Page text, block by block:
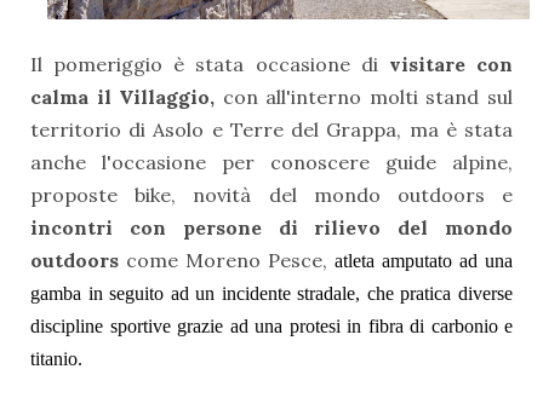
Il pomeriggio è stata occasione di visitare con
calma il Villaggio, con all'interno molti stand sul
territorio di Asolo e Terre del Grappa, ma è stata
anche l'occasione per conoscere guide alpine,
proposte bike, novità del mondo outdoors e
incontri con persone di rilievo del mondo
outdoors come Moreno Pesce, atleta amputato ad una
gamba in seguito ad un incidente stradale, che pratica diverse
discipline sportive grazie ad una protesi in fibra di carbonio e
titanio.